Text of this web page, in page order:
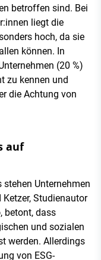
betroffen sind. Bei
liegt die
hoch, da sie
können. In
(20 %)
zu kennen und
die Achtung von
auf
Unternehmen
Studienautor
betont, dass
und sozialen
werden. Allerdings
von ESG-